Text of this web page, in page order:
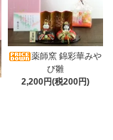
薬師窯 錦彩華みや
び雛
2,200円(税200円)